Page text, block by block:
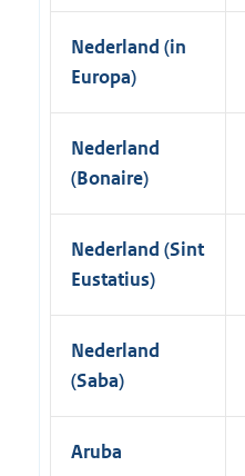
Nederland (in
Europa)
Nederland
(Bonaire)
Nederland (Sint
Eustatius)
Nederland
(Saba)
Aruba